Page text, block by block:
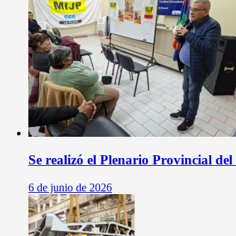
Se realizó el Plenario Provincial
6 de junio de 2026